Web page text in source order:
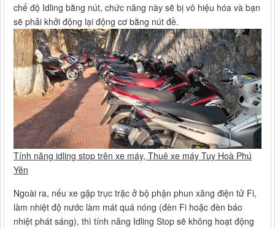
chế độ Idling bằng nút, chức năng này sẽ bị vô hiệu hóa và bạn
sẽ phải khởi động lại động cơ bằng nút đề.
Tính năng idling stop trên xe máy, Thuê xe máy Tuy Hoà Phú
Yên
Ngoài ra, nếu xe gặp trục trặc ở bộ phận phun xăng điện tử Fi,
làm nhiệt độ nước làm mát quá nóng (đèn Fi hoặc đèn báo
nhiệt phát sáng), thì tính năng Idling Stop sẽ không hoạt động